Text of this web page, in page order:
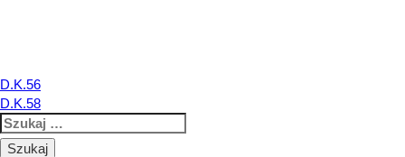
Nawigacja
wpisu
D.K.56
D.K.58
Szukaj: